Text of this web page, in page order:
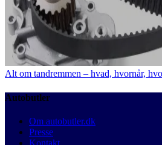
Alt om tandremmen – hvad, hvornår,
Autobutler
Om autobutler.dk
Presse
Kontakt